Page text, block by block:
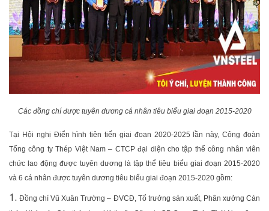
Các đồng chí được tuyên dương cá nhân tiêu biểu giai đoạn 2015-2020
Tại Hội nghị Điển hình tiên tiến giai đoạn 2020-2025 lần này, Công đoàn
Tổng công ty Thép Việt Nam – CTCP đại diện cho tập thể công nhân viên
chức lao động được tuyên dương là tập thể tiêu biểu giai đoạn 2015-2020
và 6 cá nhân được tuyên dương tiêu biểu giai đoạn 2015-2020 gồm:
Đồng chí Vũ Xuân Trường – ĐVCĐ, Tổ trưởng sản xuất, Phân xưởng Cán